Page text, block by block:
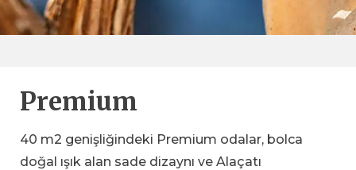
Premium
40 m2 genişliğindeki Premium odalar, bolca
doğal ışık alan sade dizaynı ve Alaçatı